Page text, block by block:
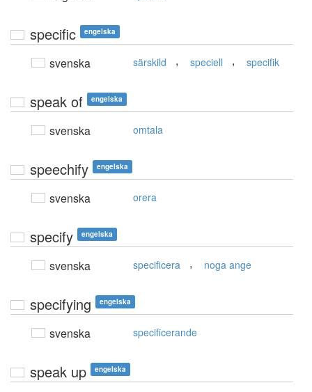
specific engelska
svenska särskild , speciell , specifik
speak of engelska
svenska omtala
speechify engelska
svenska orera
specify engelska
svenska specificera , noga ange
specifying engelska
svenska specificerande
speak up engelska